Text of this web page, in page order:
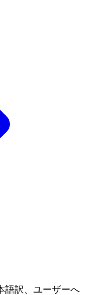
語訳、ユーザーへ